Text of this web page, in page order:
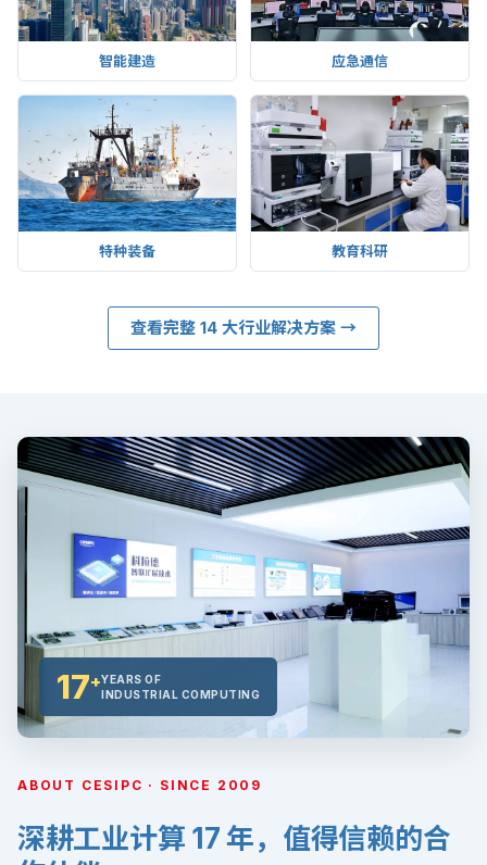
智能建造 应急通信
特种装备 教育科研
查看完整 14 大行业解决方案 →
ABOUT CESIPC · SINCE 2009
深耕工业计算 17 年，值得信赖的合
17+YEARS OF
INDUSTRIAL COMPUTING